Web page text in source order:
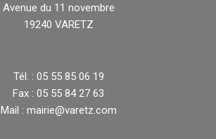
Avenue du 11 novembre
19240 VARETZ
Tél. : 05 55 85 06 19
Fax : 05 55 84 27 63
Mail : mairie@varetz.com